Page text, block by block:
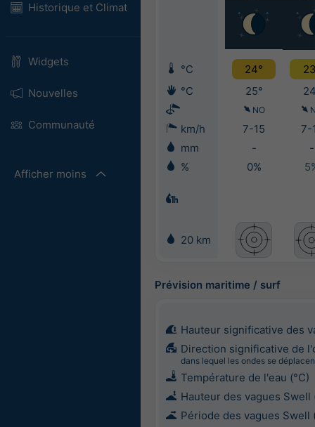
Historique et Climat
Widgets
Nouvelles
Communauté
Afficher moins
°C 24°
°C
25°
NO
km/h 7-15 7-
mm
- -
%
0%
20 km
Prévision maritime / surf
Hauteur significative des
Direction significative de
dans lequel les ondes se
Température de l'eau (°C)
Hauteur des vagues Swell
Période des vagues Swell